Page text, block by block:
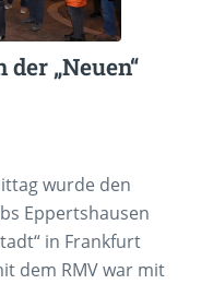
„Neuen“
wurde den
Eppertshausen
in Frankfurt
dem RMV war mit